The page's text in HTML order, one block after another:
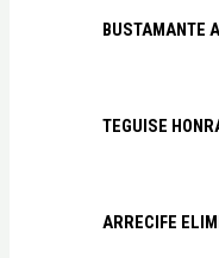
BUSTAMANTE
TEGUISE
ARRECIFE